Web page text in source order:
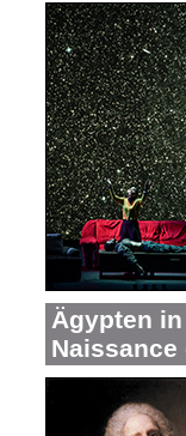
Ägypten
Naissance